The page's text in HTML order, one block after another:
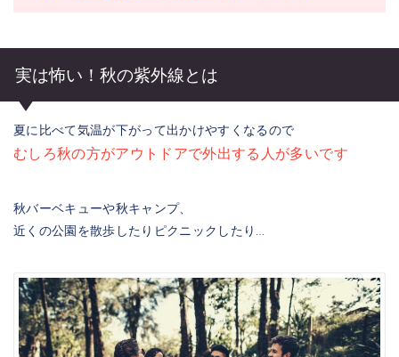
実は怖い！秋の紫外線とは
夏に比べて気温が下がって出かけやすくなるので
むしろ秋の方がアウトドアで外出する人が多いです
秋バーベキューや秋キャンプ、
近くの公園を散歩したりピクニックしたり…